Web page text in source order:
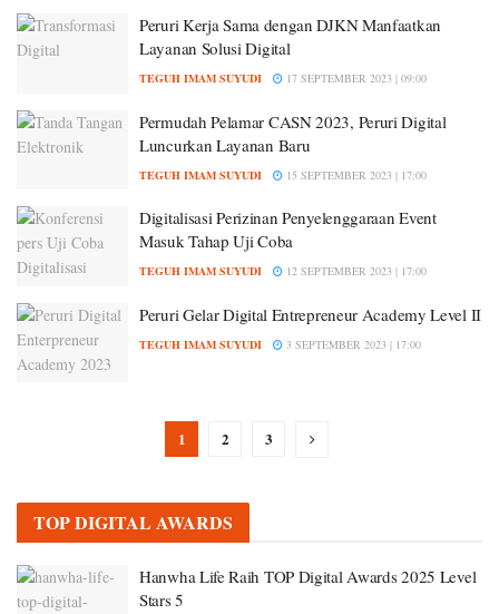
Peruri Kerja Sama dengan DJKN Manfaatkan
Layanan Solusi Digital
TEGUH IMAM SUYUDI 17 SEPTEMBER 2023 | 09:00
Permudah Pelamar CASN 2023, Peruri Digital
Luncurkan Layanan Baru
TEGUH IMAM SUYUDI 15 SEPTEMBER 2023 | 17:00
Digitalisasi Perizinan Penyelenggaraan Event
Masuk Tahap Uji Coba
TEGUH IMAM SUYUDI 12 SEPTEMBER 2023 | 17:00
Peruri Gelar Digital Entrepreneur Academy Level II
TEGUH IMAM SUYUDI 3 SEPTEMBER 2023 | 17:00
1 2 3
TOP DIGITAL AWARDS
Hanwha Life Raih TOP Digital Awards 2025 Level
Stars 5